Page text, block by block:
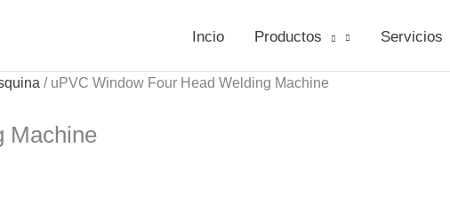
Incio Productos Servicios
/ uPVC Window Four Head Welding Machine
Machine